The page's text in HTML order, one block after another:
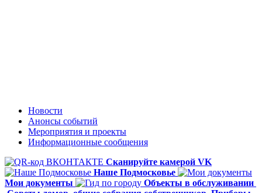
Новости
Анонсы событий
Мероприятия и проекты
Информационные сообщения
Сканируйте камерой VK
Наше Подмосковье
Мои документы
Объекты в обслуживании